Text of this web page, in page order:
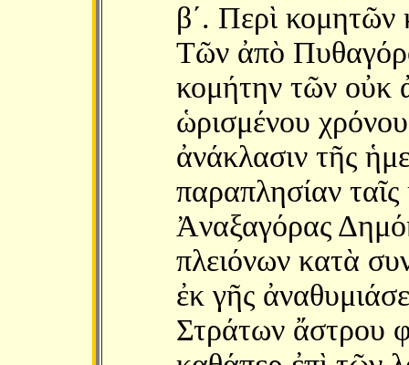
βʹ. Περὶ κομητῶν
Τῶν ἀπὸ
κομήτην τῶν οὐκ
ὡρισμένου
ἀνάκλασιν τῆς
παραπλησίαν
Ἀναξαγόρας
πλειόνων κατὰ
ἐκ γῆς
Στράτων ἄστρου